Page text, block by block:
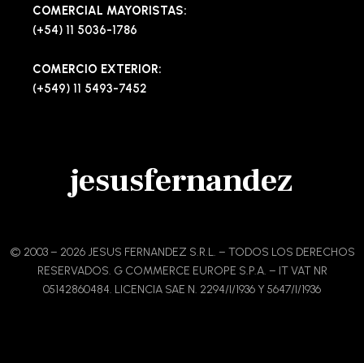
COMERCIAL MAYORISTAS:
(+54) 11 5036-1786
COMERCIO EXTERIOR:
(+549) 11 5493-7452
jesusfernandez
© 2003 – 2026 JESUS FERNANDEZ S.R.L. – TODOS LOS DERECHOS
RESERVADOS. G COMMERCE EUROPE S.P.A. – IT VAT NR
05142860484. LICENCIA SAE N. 2294/I/1936 Y 5647/I/1936